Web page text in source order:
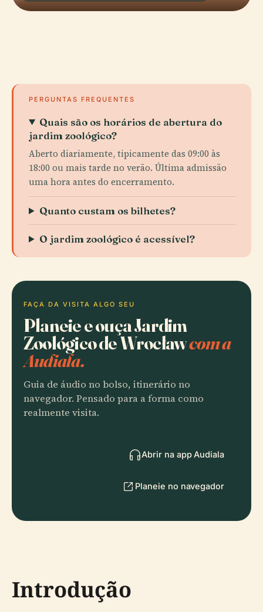
PERGUNTAS FREQUENTES
Quais são os horários de abertura do
jardim zoológico?
Aberto diariamente, tipicamente das 09:00 às
18:00 ou mais tarde no verão. Última admissão
uma hora antes do encerramento.
Quanto custam os bilhetes?
O jardim zoológico é acessível?
FAÇA DA VISITA ALGO SEU
Planeie e ouça Jardim
Zoológico de Wrocławcom a
Audiala.
Guia de áudio no bolso, itinerário no
navegador. Pensado para a forma como
realmente visita.
Abrir na app Audiala
Planeie no navegador
Introdução